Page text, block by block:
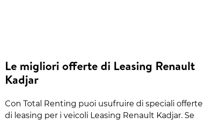
Le migliori offerte di Leasing Renault
Kadjar
Con Total Renting puoi usufruire di speciali offerte
di leasing per i veicoli Leasing Renault Kadjar. Se